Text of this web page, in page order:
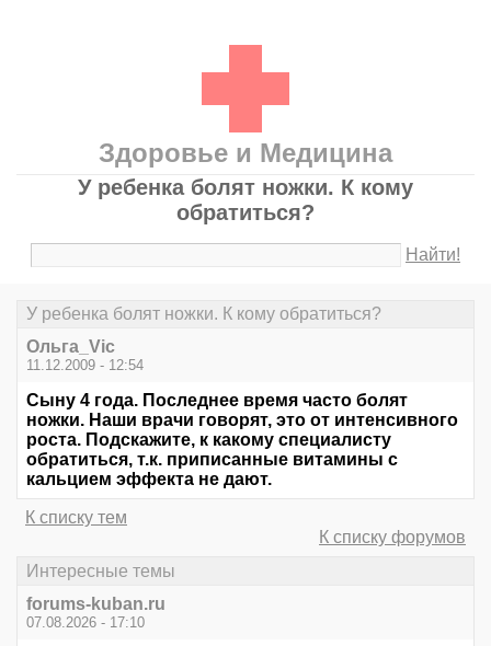
Здоровье и Медицина
У ребенка болят ножки. К кому
обратиться?
Найти!
У ребенка болят ножки. К кому обратиться?
Ольга_Vic
11.12.2009 - 12:54
Сыну 4 года. Последнее время часто болят
ножки. Наши врачи говорят, это от интенсивного
роста. Подскажите, к какому специалисту
обратиться, т.к. приписанные витамины с
кальцием эффекта не дают.
К списку тем
К списку форумов
Интересные темы
forums-kuban.ru
07.08.2026 - 17:10